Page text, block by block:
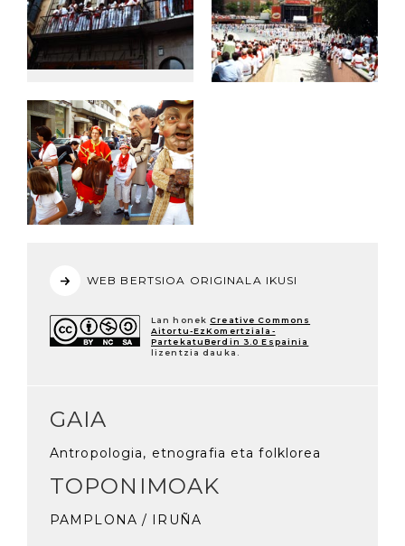
WEB BERTSIOA ORIGINALA IKUSI
Lan honek Creative Commons
Aitortu-EzKomertziala-
PartekatuBerdin 3.0 Espainia
lizentzia dauka.
GAIA
Antropologia, etnografia eta folklorea
TOPONIMOAK
PAMPLONA / IRUÑA